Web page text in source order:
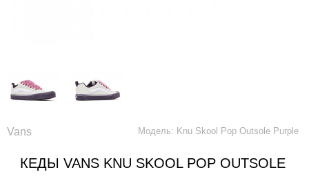
Vans Модель: Knu Skool Pop Outsole Purple
КЕДЫ VANS KNU SKOOL POP OUTSOLE